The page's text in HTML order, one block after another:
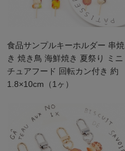
食品サンプルキーホルダー 串焼
き 焼き鳥 海鮮焼き 夏祭り ミニ
チュアフード 回転カン付き 約
1.8×10cm（1ヶ）